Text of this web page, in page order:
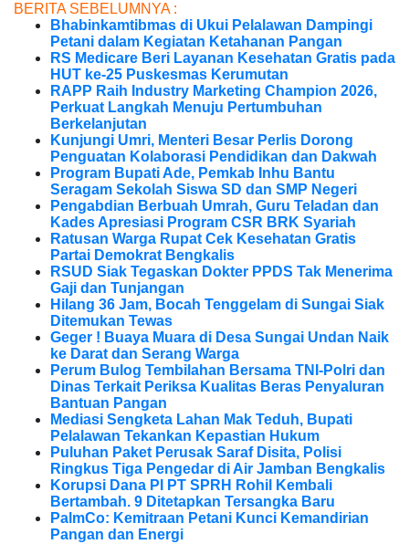
BERITA SEBELUMNYA :
Bhabinkamtibmas di Ukui Pelalawan Dampingi
Petani dalam Kegiatan Ketahanan Pangan
RS Medicare Beri Layanan Kesehatan Gratis pada
HUT ke-25 Puskesmas Kerumutan
RAPP Raih Industry Marketing Champion 2026,
Perkuat Langkah Menuju Pertumbuhan
Berkelanjutan
Kunjungi Umri, Menteri Besar Perlis Dorong
Penguatan Kolaborasi Pendidikan dan Dakwah
Program Bupati Ade, Pemkab Inhu Bantu
Seragam Sekolah Siswa SD dan SMP Negeri
Pengabdian Berbuah Umrah, Guru Teladan dan
Kades Apresiasi Program CSR BRK Syariah
Ratusan Warga Rupat Cek Kesehatan Gratis
Partai Demokrat Bengkalis
RSUD Siak Tegaskan Dokter PPDS Tak Menerima
Gaji dan Tunjangan
Hilang 36 Jam, Bocah Tenggelam di Sungai Siak
Ditemukan Tewas
Geger ! Buaya Muara di Desa Sungai Undan Naik
ke Darat dan Serang Warga
Perum Bulog Tembilahan Bersama TNI-Polri dan
Dinas Terkait Periksa Kualitas Beras Penyaluran
Bantuan Pangan
Mediasi Sengketa Lahan Mak Teduh, Bupati
Pelalawan Tekankan Kepastian Hukum
Puluhan Paket Perusak Saraf Disita, Polisi
Ringkus Tiga Pengedar di Air Jamban Bengkalis
Korupsi Dana PI PT SPRH Rohil Kembali
Bertambah. 9 Ditetapkan Tersangka Baru
PalmCo: Kemitraan Petani Kunci Kemandirian
Pangan dan Energi